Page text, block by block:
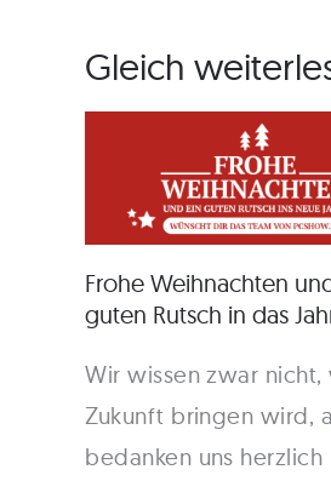
Gleich
Frohe Weihnachten
guten Rutsch in das
Wir wissen zwar nicht,
Zukunft bringen wird,
bedanken uns